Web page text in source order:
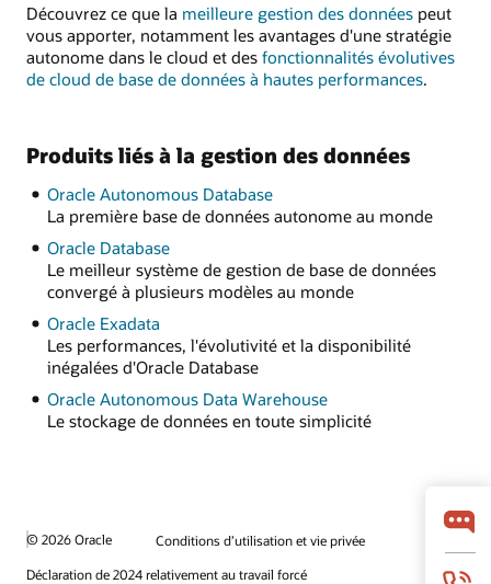
Découvrez ce que la meilleure gestion des données peut
vous apporter, notamment les avantages d'une stratégie
autonome dans le cloud et des fonctionnalités évolutives
de cloud de base de données à hautes performances.
Produits liés à la gestion des données
Oracle Autonomous Database
La première base de données autonome au monde
Oracle Database
Le meilleur système de gestion de base de données
convergé à plusieurs modèles au monde
Oracle Exadata
Les performances, l'évolutivité et la disponibilité
inégalées d'Oracle Database
Oracle Autonomous Data Warehouse
Le stockage de données en toute simplicité
© 2026 Oracle
Conditions d’utilisation et vie privée
Déclaration de 2024 relativement au travail forcé